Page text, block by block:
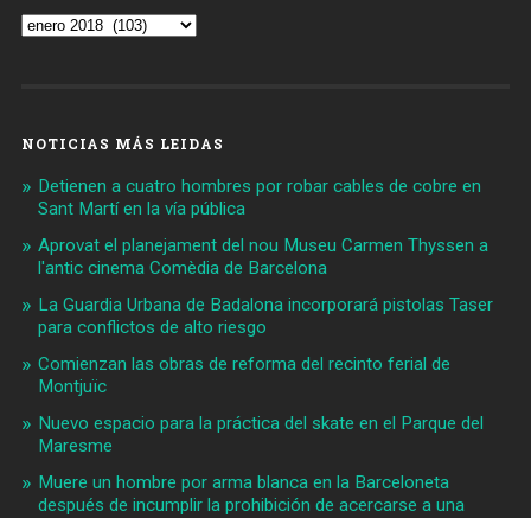
Archivos
NOTICIAS MÁS LEIDAS
Detienen a cuatro hombres por robar cables de cobre en
Sant Martí en la vía pública
Aprovat el planejament del nou Museu Carmen Thyssen a
l'antic cinema Comèdia de Barcelona
La Guardia Urbana de Badalona incorporará pistolas Taser
para conflictos de alto riesgo
Comienzan las obras de reforma del recinto ferial de
Montjuïc
Nuevo espacio para la práctica del skate en el Parque del
Maresme
Muere un hombre por arma blanca en la Barceloneta
después de incumplir la prohibición de acercarse a una